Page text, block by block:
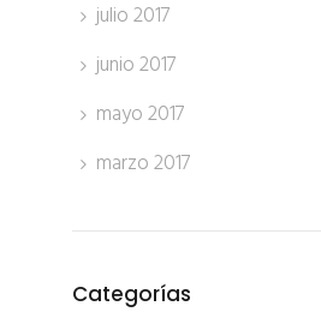
julio 2017
junio 2017
mayo 2017
marzo 2017
Categorías